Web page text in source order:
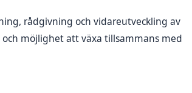
rådgivning och vidareutveckling av
möjlighet att växa tillsammans med